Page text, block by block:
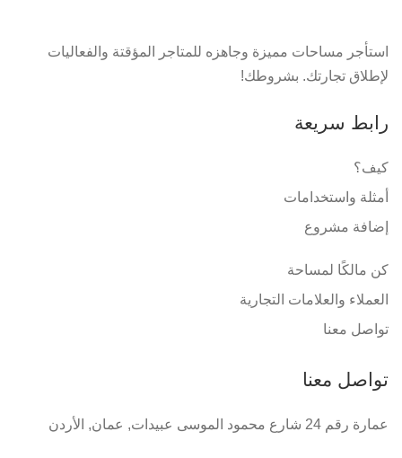
استأجر مساحات مميزة وجاهزه للمتاجر المؤقتة والفعاليات
لإطلاق تجارتك. بشروطك!
رابط سريعة
كيف؟
أمثلة واستخدامات
إضافة مشروع
كن مالكًا لمساحة
العملاء والعلامات التجارية
تواصل معنا
تواصل معنا
عمارة رقم 24 شارع محمود الموسى عبيدات, عمان, الأردن